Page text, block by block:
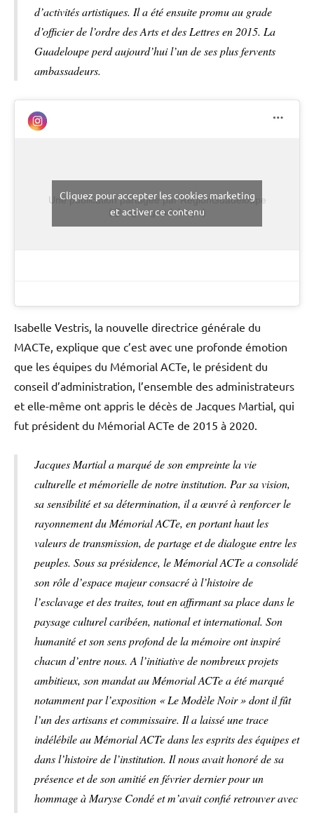
d’activités artistiques. Il a été ensuite promu au grade
d’officier de l’ordre des Arts et des Lettres en 2015. La
Guadeloupe perd aujourd’hui l’un de ses plus fervents
ambassadeurs.
Une publication partagée par RegionGuadeloupe
(@regionguadeloupe)
Cliquez pour accepter les cookies marketing
et activer ce contenu
Isabelle Vestris, la nouvelle directrice générale du
MACTe, explique que c’est avec une profonde émotion
que les équipes du Mémorial ACTe, le président du
conseil d’administration, l’ensemble des administrateurs
et elle-même ont appris le décès de Jacques Martial, qui
fut président du Mémorial ACTe de 2015 à 2020.
Jacques Martial a marqué de son empreinte la vie
culturelle et mémorielle de notre institution. Par sa vision,
sa sensibilité et sa détermination, il a œuvré à renforcer le
rayonnement du Mémorial ACTe, en portant haut les
valeurs de transmission, de partage et de dialogue entre les
peuples. Sous sa présidence, le Mémorial ACTe a consolidé
son rôle d’espace majeur consacré à l’histoire de
l’esclavage et des traites, tout en affirmant sa place dans le
paysage culturel caribéen, national et international. Son
humanité et son sens profond de la mémoire ont inspiré
chacun d’entre nous. A l’initiative de nombreux projets
ambitieux, son mandat au Mémorial ACTe a été marqué
notamment par l’exposition « Le Modèle Noir » dont il fût
l’un des artisans et commissaire. Il a laissé une trace
indélébile au Mémorial ACTe dans les esprits des équipes et
dans l’histoire de l’institution. Il nous avait honoré de sa
présence et de son amitié en février dernier pour un
hommage à Maryse Condé et m’avait confié retrouver avec